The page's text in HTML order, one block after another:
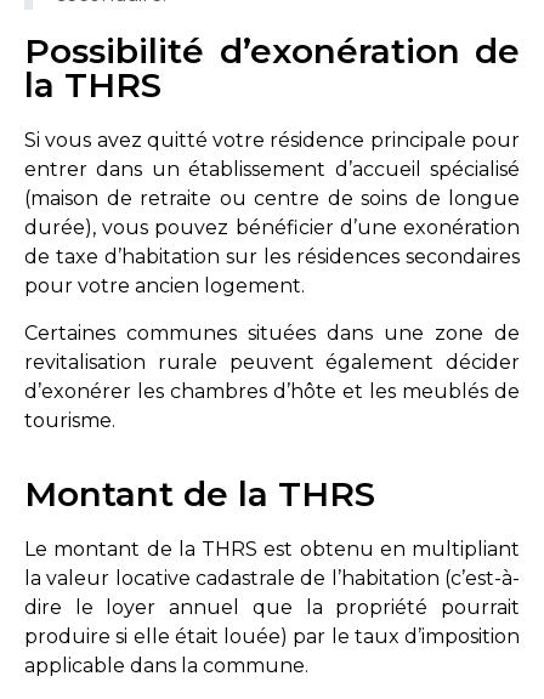
Possibilité d’exonération de
la THRS
Si vous avez quitté votre résidence principale pour
entrer dans un établissement d’accueil spécialisé
(maison de retraite ou centre de soins de longue
durée), vous pouvez bénéficier d’une exonération
de taxe d’habitation sur les résidences secondaires
pour votre ancien logement.
Certaines communes situées dans une zone de
revitalisation rurale peuvent également décider
d’exonérer les chambres d’hôte et les meublés de
tourisme.
Montant de la THRS
Le montant de la THRS est obtenu en multipliant
la valeur locative cadastrale de l’habitation (c’est-à-
dire le loyer annuel que la propriété pourrait
produire si elle était louée) par le taux d’imposition
applicable dans la commune.